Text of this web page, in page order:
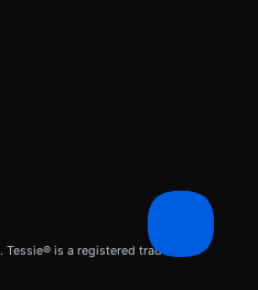
Tessie® is a registered trademark.